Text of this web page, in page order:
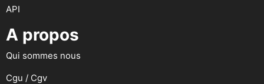
API
A propos
Qui sommes nous
Cgu / Cgv